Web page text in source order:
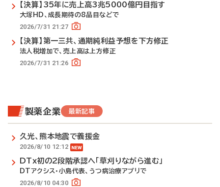
【決算】35年に売上高3兆5000億円目指す
大塚HD、成長期待の8品目などで
2026/7/31 21:27
【決算】第一三共、通期純利益予想を下方修正
法人税増加で、売上高は上方修正
2026/7/31 21:26
製薬企業 最新記事
久光、熊本地震で義援金
2026/8/10 12:12
DTx初の2段階承認へ「草刈りながら進む」
DTアクシス・小島代表、うつ病治療アプリで
2026/8/10 04:30